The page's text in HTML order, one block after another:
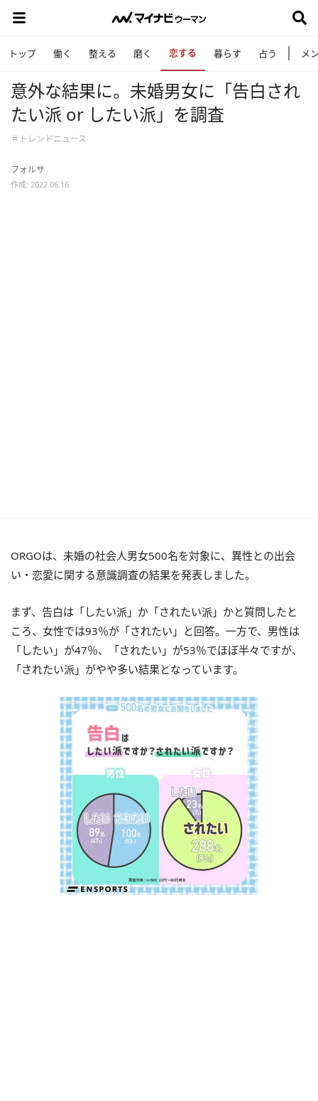
トップ 働く 整える 磨く 恋する 暮らす 占う メ
意外な結果に。未婚男女に「告白され
たい派 or したい派」を調査
＃トレンドニュース
フォルサ
作成: 2022.06.16
ORGOは、未婚の社会人男女500名を対象に、異性との出会
い・恋愛に関する意識調査の結果を発表しました。
まず、告白は「したい派」か「されたい派」かと質問したと
ころ、女性では93％が「されたい」と回答。一方で、男性は
「したい」が47％、「されたい」が53％でほぼ半々ですが、
「されたい派」がやや多い結果となっています。